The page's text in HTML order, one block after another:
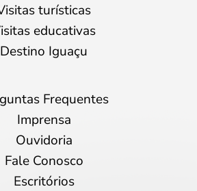
turísticas
educativas
Destino Iguaçu
Frequentes
Imprensa
Ouvidoria
Fale Conosco
Escritórios